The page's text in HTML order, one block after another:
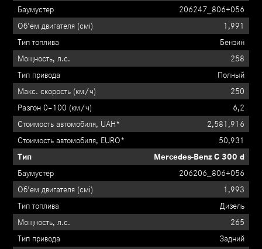
206247_806+056
1,991
Бензин
258
Полный
250
6,2
2,581,916
50,931
Mercedes-Benz C 300 d
206206_806+056
1,993
Дизель
265
Задний